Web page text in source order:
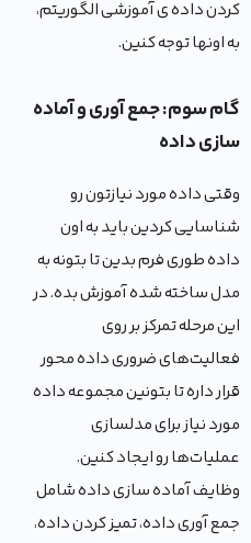
کردن داده ی آموزشی الگوریتم،
به اونها توجه کنین.
گام سوم: جمع آوری و آماده
سازی داده
وقتی داده مورد نیازتون رو
شناسایی کردین باید به اون
داده طوری فرم بدین تا بتونه به
مدل ساخته شده آموزش بده. در
این مرحله تمرکز بر روی
فعالیت‌های ضروری داده محور
قرار داره تا بتونین مجموعه داده
مورد نیاز برای مدلسازی
عملیات‌ها رو ایجاد کنین.
وظایف آماده سازی داده شامل
جمع آوری داده، تمیز کردن داده،